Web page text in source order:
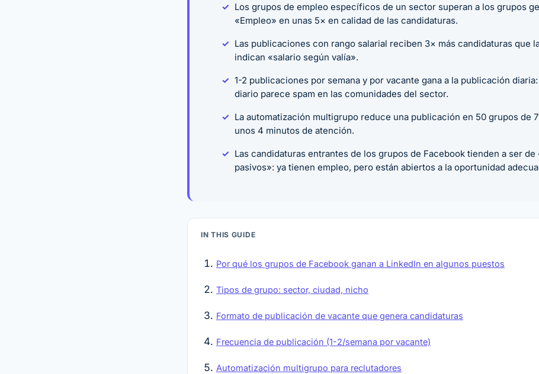
Los grupos de empleo específicos de un sector superan a los grupos
«Empleo» en unas 5× en calidad de las candidaturas.
Las publicaciones con rango salarial reciben 3× más candidaturas que
indican «salario según valía».
1-2 publicaciones por semana y por vacante gana a la publicación
diario parece spam en las comunidades del sector.
La automatización multigrupo reduce una publicación en 50 grupos de
unos 4 minutos de atención.
Las candidaturas entrantes de los grupos de Facebook tienden a ser de
pasivos»: ya tienen empleo, pero están abiertos a la oportunidad
IN THIS GUIDE
Por qué los grupos de Facebook ganan a LinkedIn en algunos puestos
Tipos de grupo: sector, ciudad, nicho
Formato de publicación de vacante que genera candidaturas
Frecuencia de publicación (1-2/semana por vacante)
Automatización multigrupo para reclutadores